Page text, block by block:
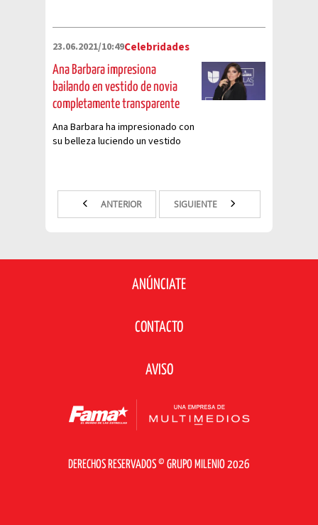
23.06.2021/10:49Celebridades
Ana Barbara impresiona
bailando en vestido de novia
completamente transparente
Ana Barbara ha impresionado con
su belleza luciendo un vestido
ANTERIOR SIGUIENTE
ANÚNCIATE
CONTACTO
AVISO
DERECHOS RESERVADOS © GRUPO MILENIO 2026